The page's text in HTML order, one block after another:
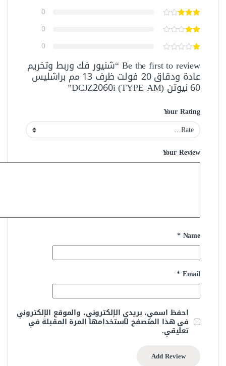
0
0
0
Be the first to review “شنيور فك وربط وتخريم
عادة ودقاق 20 فولت ظرف 13 مم براشليس
60 نيوتن DCJZ2060i (TYPE AM)”
Your Rating
Your Review
Name
*
Email
*
احفظ اسمي، بريدي الإلكتروني، والموقع الإلكتروني
في هذا المتصفح لاستخدامها المرة المقبلة في
تعليقي.